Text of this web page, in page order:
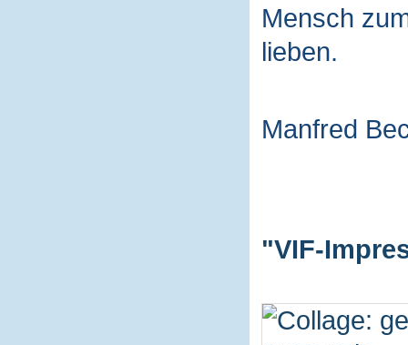
Mensch
lieben.
Manfred
"VIF-